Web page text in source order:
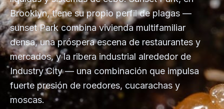
Brooklyn, tiene su propio perfil de plagas —
sunset Park combina vivienda multifamiliar
densa, una próspera escena de restaurantes y
mercados, y la ribera industrial alrededor de
Industry City — una combinación que impulsa
fuerte presión de roedores, cucarachas y
moscas.